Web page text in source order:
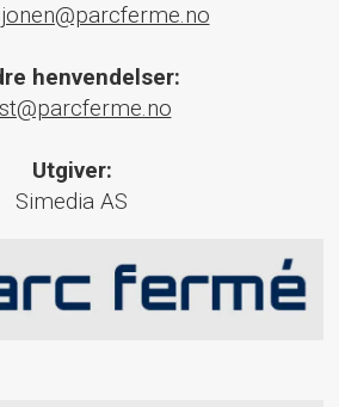
henvendelser:
Utgiver:
Simedia AS